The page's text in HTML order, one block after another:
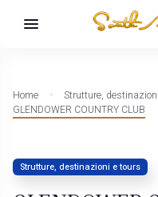
Home
Strutture,
GLENDOWER COUNTRY CLUB
Strutture, destinazioni e tours